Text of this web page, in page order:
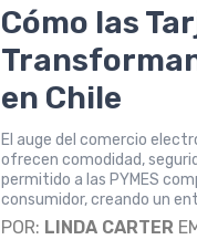
Cómo las
en Chile
El auge del comercio
ofrecen comodidad,
permitido a las PYMES
consumidor, creando un
POR: LINDA CARTER